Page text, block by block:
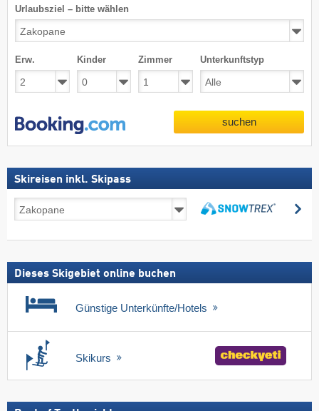
Urlaubsziel – bitte wählen
Erw. Kinder Zimmer Unterkunftstyp
suchen
Skireisen inkl. Skipass
Skireisen
inkl.
Dieses Skigebiet online buchen
Günstige Unterkünfte/Hotels
Skikurs